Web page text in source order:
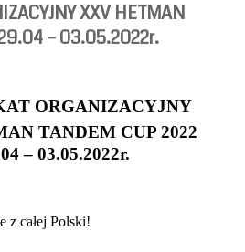
XXV HETMAN
– 03.05.2022r.
ORGANIZACYJNY
TANDEM CUP 2022
– 03.05.2022r.
z całej Polski!